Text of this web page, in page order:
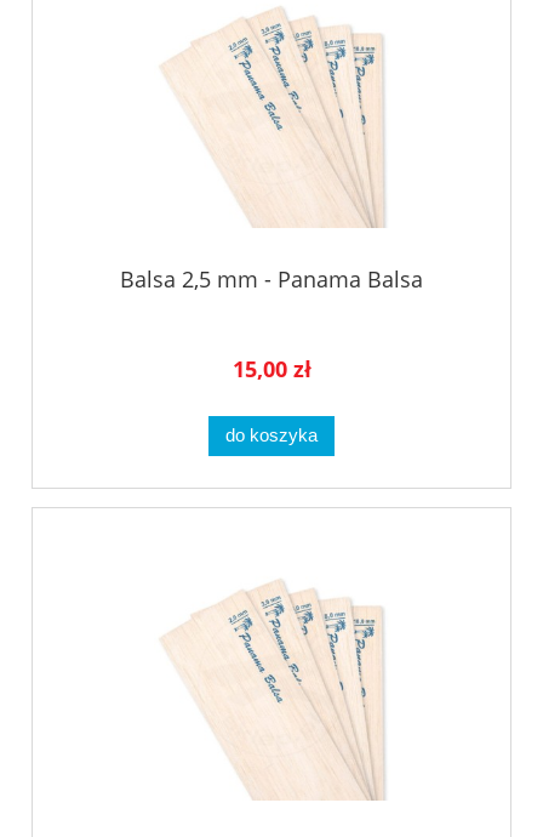
Balsa 2,5 mm - Panama Balsa
15,00 zł
do koszyka